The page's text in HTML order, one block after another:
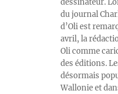
dessinateur.
du journal
d’Oli est
avril, la
Oli comme
des éditions.
désormais
Wallonie et